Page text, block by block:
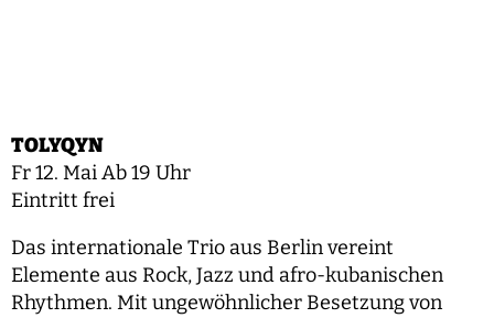
TOLYQYN
Fr 12. Mai Ab 19 Uhr
Eintritt frei
Das internationale Trio aus Berlin vereint
Elemente aus Rock, Jazz und afro-kubanischen
Rhythmen. Mit ungewöhnlicher Besetzung von